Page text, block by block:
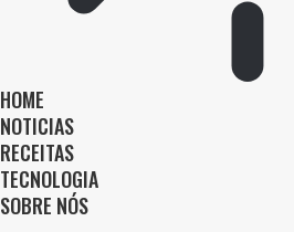
HOME
NOTICIAS
RECEITAS
TECNOLOGIA
SOBRE NÓS